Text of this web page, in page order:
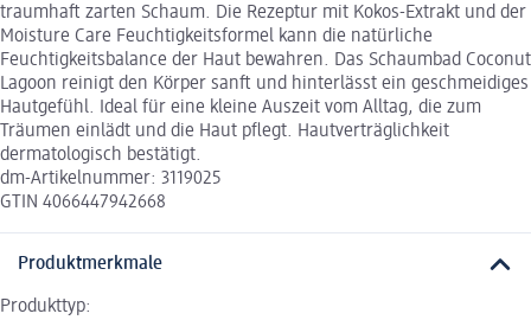
traumhaft zarten Schaum. Die Rezeptur mit Kokos-Extrakt und der
Moisture Care Feuchtigkeitsformel kann die natürliche
Feuchtigkeitsbalance der Haut bewahren. Das Schaumbad Coconut
Lagoon reinigt den Körper sanft und hinterlässt ein geschmeidiges
Hautgefühl. Ideal für eine kleine Auszeit vom Alltag, die zum
Träumen einlädt und die Haut pflegt. Hautverträglichkeit
dermatologisch bestätigt.
dm-Artikelnummer: 3119025
GTIN 4066447942668
Produktmerkmale
Produkttyp: